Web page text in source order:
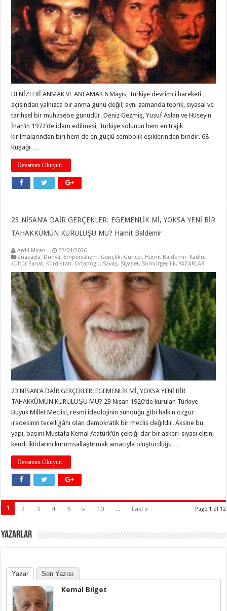
DENİZLERİ ANMAK VE ANLAMAK 6 Mayıs, Türkiye devrimci hareketi
açısından yalnızca bir anma günü değil; aynı zamanda teorik, siyasal ve
tarihsel bir muhasebe günüdür. Deniz Gezmiş, Yusuf Aslan ve Hüseyin
İnan’ın 1972’de idam edilmesi, Türkiye solunun hem en trajik
kırılmalarından biri hem de en güçlü sembolik eşiklerinden biridir. 68
Kuşağı …
Devamını Okuyun..
23 NİSAN’A DAİR GERÇEKLER: EGEMENLİK Mİ, YOKSA YENİ BİR
TAHAKKÜMÜN KURULUŞU MU? Hamit Baldemir
Ardil Miran
22/04/2026
anasayfa, Dünya, Emperyalizm, Gençlik, Güncel, Hamit Baldemir, Kadın,
Kültür Sanat, Kürdistan, Ortadogu, Savaş, Siyaset, Sömürgecilik,YAZARLAR
23 NİSAN’A DAİR GERÇEKLER: EGEMENLİK Mİ, YOKSA YENİ BİR
TAHAKKÜMÜN KURULUŞU MU? 23 Nisan 1920’de kurulan Türkiye
Büyük Millet Meclisi, resmi ideolojinin sunduğu gibi halkın özgür
iradesinin tecelligâhı olan demokratik bir meclis değildir. Aksine bu
yapı, başını Mustafa Kemal Atatürk’ün çektiği dar bir askeri-siyasi elitin,
kendi iktidarını kurumsallaştırmak amacıyla oluşturduğu …
Devamını Okuyun..
Page 1 of 12
1 2 3 4 5 » 10 ... Last »
YAZARLAR
Yazar Son Yazısı
Kemal Bilget